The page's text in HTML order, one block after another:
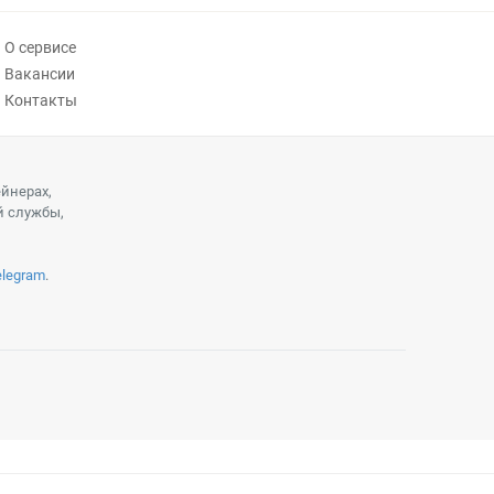
О сервисе
Вакансии
Контакты
службы,
.